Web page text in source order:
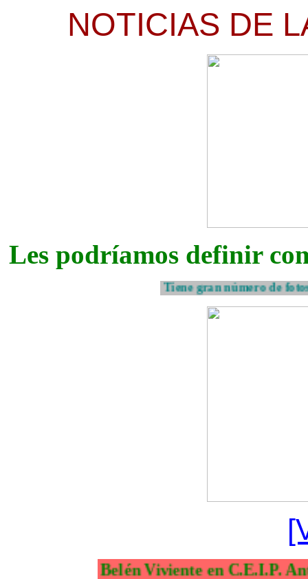
NOTICIAS DE
Les podríamos definir
Tiene gran número de
Belén Viviente en